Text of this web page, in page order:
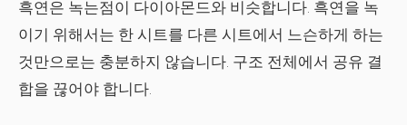
흑연은 녹는점이 다이아몬드와 비슷합니다. 흑연을 녹
이기 위해서는 한 시트를 다른 시트에서 느슨하게 하는
것만으로는 충분하지 않습니다. 구조 전체에서 공유 결
합을 끊어야 합니다.